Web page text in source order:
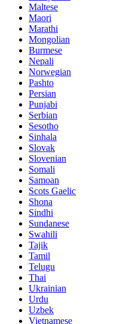
Maltese
Maori
Marathi
Mongolian
Burmese
Nepali
Norwegian
Pashto
Persian
Punjabi
Serbian
Sesotho
Sinhala
Slovak
Slovenian
Somali
Samoan
Scots Gaelic
Shona
Sindhi
Sundanese
Swahili
Tajik
Tamil
Telugu
Thai
Ukrainian
Urdu
Uzbek
Vietnamese